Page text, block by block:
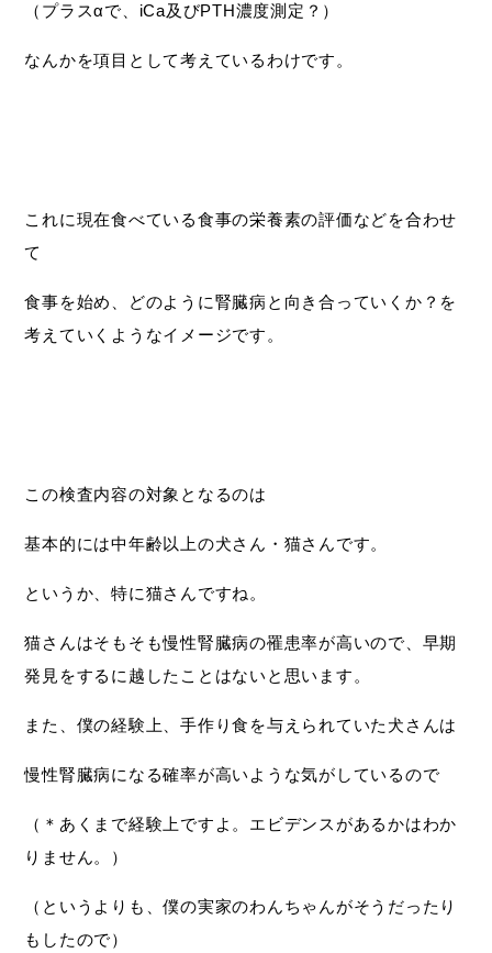
（プラスαで、iCa及びPTH濃度測定？）
なんかを項目として考えているわけです。
これに現在食べている食事の栄養素の評価などを合わせ
て
食事を始め、どのように腎臓病と向き合っていくか？を
考えていくようなイメージです。
この検査内容の対象となるのは
基本的には中年齢以上の犬さん・猫さんです。
というか、特に猫さんですね。
猫さんはそもそも慢性腎臓病の罹患率が高いので、早期
発見をするに越したことはないと思います。
また、僕の経験上、手作り食を与えられていた犬さんは
慢性腎臓病になる確率が高いような気がしているので
（＊あくまで経験上ですよ。エビデンスがあるかはわか
りません。）
（というよりも、僕の実家のわんちゃんがそうだったり
もしたので）